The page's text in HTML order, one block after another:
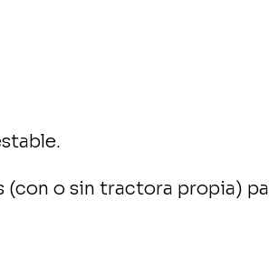
o sin tractora propia)